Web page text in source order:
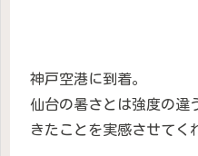
神戸空港に到着。
仙台の暑さとは強度の違
きたことを実感させてく